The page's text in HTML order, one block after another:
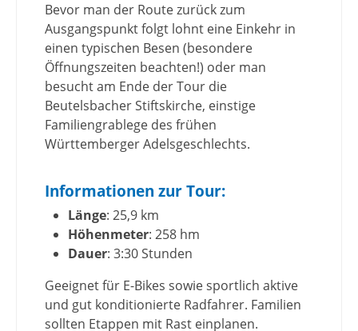
Bevor man der Route zurück zum
Ausgangspunkt folgt lohnt eine Einkehr in
einen typischen Besen (besondere
Öffnungszeiten beachten!) oder man
besucht am Ende der Tour die
Beutelsbacher Stiftskirche, einstige
Familiengrablege des frühen
Württemberger Adelsgeschlechts.
Informationen zur Tour:
Länge: 25,9 km
Höhenmeter: 258 hm
Dauer: 3:30 Stunden
Geeignet für E-Bikes sowie sportlich aktive
und gut konditionierte Radfahrer. Familien
sollten Etappen mit Rast einplanen.